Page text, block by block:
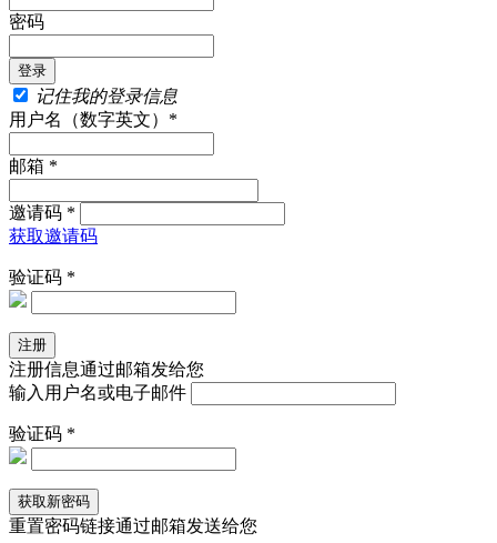
密码
记住我的登录信息
用户名（数字英文）*
邮箱 *
邀请码 *
获取邀请码
验证码 *
注册信息通过邮箱发给您
输入用户名或电子邮件
验证码 *
重置密码链接通过邮箱发送给您